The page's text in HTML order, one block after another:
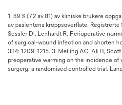
1. 89 % (72 av 81) av kliniske brukere
av pasientens kroppsoverflate. Registrerte
Sessler DI, Lenhardt R. Perioperative
of surgical-wound infection and shorten
334: 1209–1215. 3. Melling AC, Ali B,
preoperative warming on the incidence of
surgery: a randomised controlled trial.